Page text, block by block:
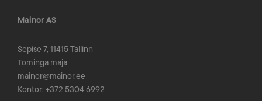
Mainor AS
Sepise 7, 11415 Tallinn
Tominga maja
mainor@mainor.ee
Kontor: +372 5304 6992